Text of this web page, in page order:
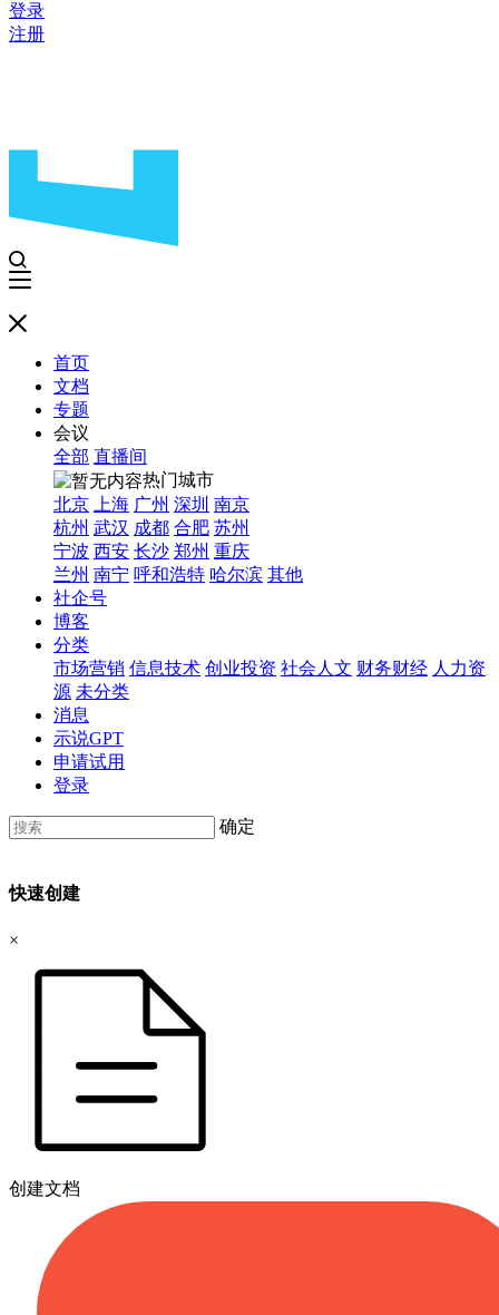
登录
注册
首页
文档
专题
会议
全部 直播间
热门城市
北京
上海 广州 深圳 南京
杭州 武汉 成都 合肥 苏州
宁波 西安 长沙 郑州 重庆
兰州 南宁 呼和浩特 哈尔滨 其他
社企号
博客
分类
市场营销 信息技术 创业投资 社会人文 财务财经 人力资
源 未分类
消息
示说GPT
申请试用
登录
确定
快速创建
×
创建文档